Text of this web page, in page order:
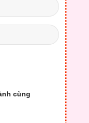
cùng